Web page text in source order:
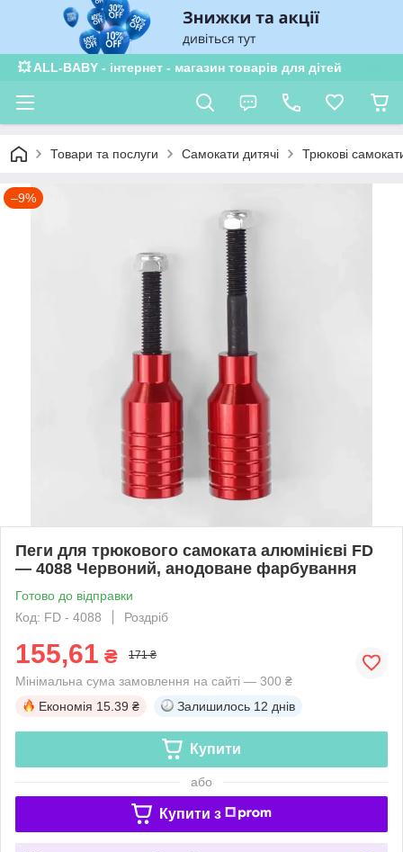
💥 ALL-BABY - інтернет - магазин товарів для дітей
Товари та послуги Самокати дитячі Трюкові
–9%
Пеги для трюкового самоката алюмінієві FD
— 4088 Червоний, анодоване фарбування
Готово до відправки
Код: FD - 4088
Роздріб
155,61 ₴ 171 ₴
Мінімальна сума замовлення на сайті — 300 ₴
Економія 15.39 ₴ Залишилось 12 днів
Купити
або
Купити з